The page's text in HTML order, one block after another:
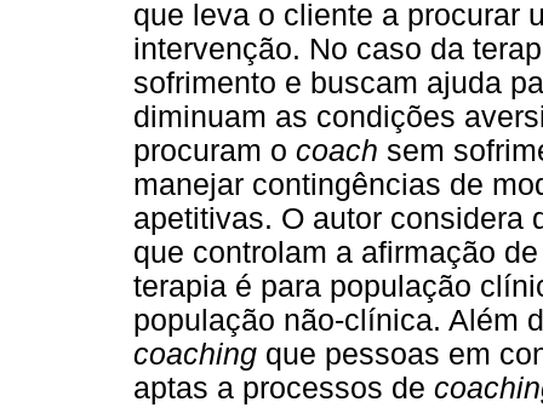
que leva o cliente a procurar
intervenção. No caso da
sofrimento e buscam ajuda
diminuam as condições
procuram o coach sem
manejar contingências de
apetitivas. O autor considera
que controlam a afirmação
terapia é para população
população não-clínica. Além
coaching que pessoas em
aptas a processos de coach